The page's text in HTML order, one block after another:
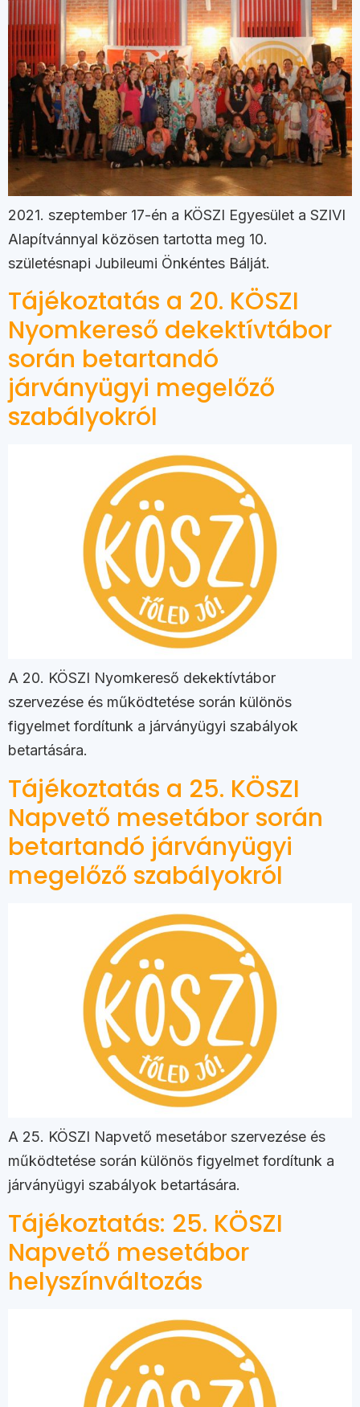
2021. szeptember 17-én a KÖSZI Egyesület a SZIVI
Alapítvánnyal közösen tartotta meg 10.
születésnapi Jubileumi Önkéntes Bálját.
Tájékoztatás a 20. KÖSZI
Nyomkereső dekektívtábor
során betartandó
járványügyi megelőző
szabályokról
A 20. KÖSZI Nyomkereső dekektívtábor
szervezése és működtetése során különös
figyelmet fordítunk a járványügyi szabályok
betartására.
Tájékoztatás a 25. KÖSZI
Napvető mesetábor során
betartandó járványügyi
megelőző szabályokról
A 25. KÖSZI Napvető mesetábor szervezése és
működtetése során különös figyelmet fordítunk a
járványügyi szabályok betartására.
Tájékoztatás: 25. KÖSZI
Napvető mesetábor
helyszínváltozás